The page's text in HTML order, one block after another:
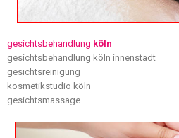
gesichtsbehandlung köln
gesichtsbehandlung köln innenstadt
gesichtsreinigung
kosmetikstudio köln
gesichtsmassage